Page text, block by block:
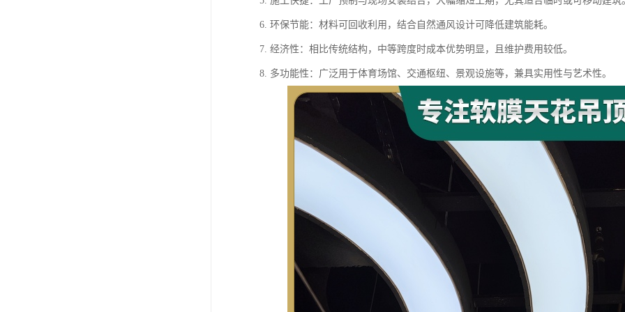
6. 环保节能：材料可回收利用，结合自然通风设计可降低建筑能耗。
7. 经济性：相比传统结构，中等跨度时成本优势明显，且维护费用较低。
8. 多功能性：广泛用于体育场馆、交通枢纽、景观设施等，兼具实用性与艺术性。